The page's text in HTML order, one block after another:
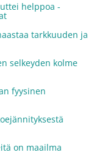
helppoa -
tarkkuuden ja
selkeyden kolme
fyysinen
on maailma